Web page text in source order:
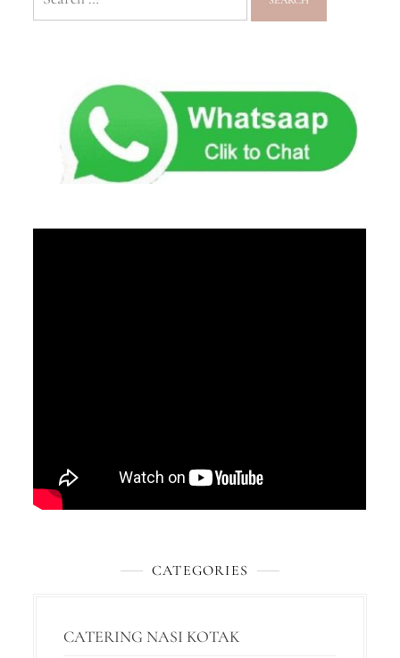
CATEGORIES
CATERING NASI KOTAK